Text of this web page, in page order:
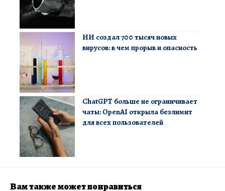
ИИ создал 700 тысяч новых
вирусов: в чем прорыв и опасность
ChatGPT больше не ограничивает
чаты: OpenAI открыла безлимит
для всех пользователей
Вам также может понравиться